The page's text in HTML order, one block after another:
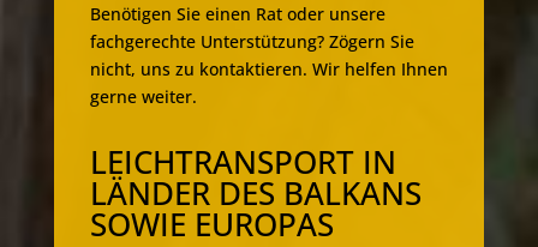
Benötigen Sie einen Rat oder unsere
fachgerechte Unterstützung? Zögern Sie
nicht, uns zu kontaktieren. Wir helfen Ihnen
gerne weiter.
LEICHTRANSPORT IN
LÄNDER DES BALKANS
SOWIE EUROPAS